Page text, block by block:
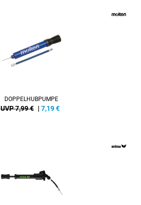
DOPPELHUBPUMPE
UVP 7,99 € | 7,19€